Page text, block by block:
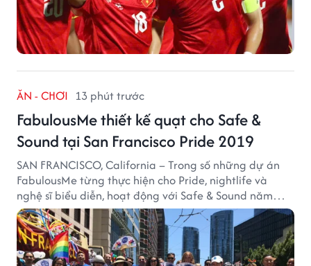
ĂN - CHƠI 13 phút trước
FabulousMe thiết kế quạt cho Safe &
Sound tại San Francisco Pride 2019
SAN FRANCISCO, California – Trong số những dự án
FabulousMe từng thực hiện cho Pride, nightlife và
nghệ sĩ biểu diễn, hoạt động với Safe & Sound năm
2019 mang một bối cảnh khác biệt. Safe & Sound là tổ
chức phi lợi nhuận tại San Francisco hoạt động trong
lĩnh vực phòng ngừa bạo hành trẻ em, hỗ trợ gia đình
và xây dựng môi trường an toàn cho trẻ em.